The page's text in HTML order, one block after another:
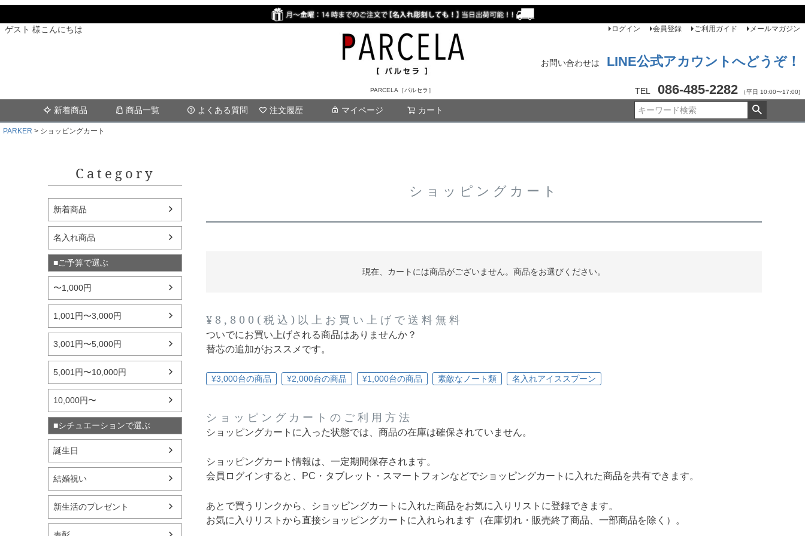
ゲスト 様こんにちは
PARCELA［パルセラ］
ログイン 会員登録 ご利用ガイド メールマガジン
お問い合わせは LINE公式アカウントへどうぞ！
TEL 086-485-2282 （平日 10:00〜17:00)
新着商品 商品一覧 よくある質問 注文履歴 マイページ カート
PARKER ショッピングカート
Category
新着商品
名入れ商品
■ご予算で選ぶ
〜1,000円
1,001円〜3,000円
3,001円〜5,000円
5,001円〜10,000円
10,000円〜
■シチュエーションで選ぶ
誕生日
結婚祝い
新生活のプレゼント
ショッピングカート
現在、カートには商品がございません。商品をお選びください。
¥8,800(税込)以上お買い上げで送料無料
ついでにお買い上げされる商品はありませんか？
替芯の追加がおススメです。
¥3,000台の商品 ¥2,000台の商品 ¥1,000台の商品 素敵なノート類 名入れアイススプーン
ショッピングカートのご利用方法
ショッピングカートに入った状態では、商品の在庫は確保されていません。
ショッピングカート情報は、一定期間保存されます。
会員ログインすると、PC・タブレット・スマートフォンなどでショッピングカートに入れた商品を共有できます。
あとで買うリンクから、ショッピングカートに入れた商品をお気に入りリストに登録できます。
お気に入りリストから直接ショッピングカートに入れられます（在庫切れ・販売終了商品、一部商品を除く）。